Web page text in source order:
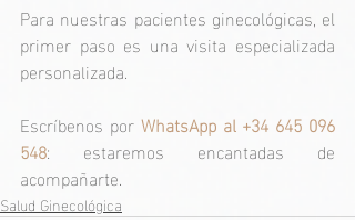
Para nuestras pacientes ginecológicas, el
primer paso es una visita especializada
personalizada.
Escríbenos por WhatsApp al +34 645 096
548: estaremos encantadas de
acompañarte.
Salud Ginecológica